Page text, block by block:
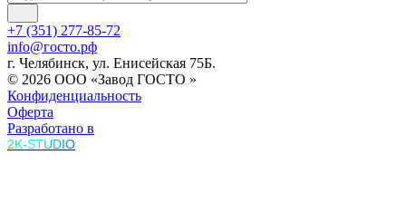
+7 (351) 277-85-72
info@госто.рф
г. Челябинск, ул. Енисейская 75Б.
© 2026 ООО «Завод ГОСТО »
Конфиденциальность
Оферта
Разработано в
2K-STUDIO